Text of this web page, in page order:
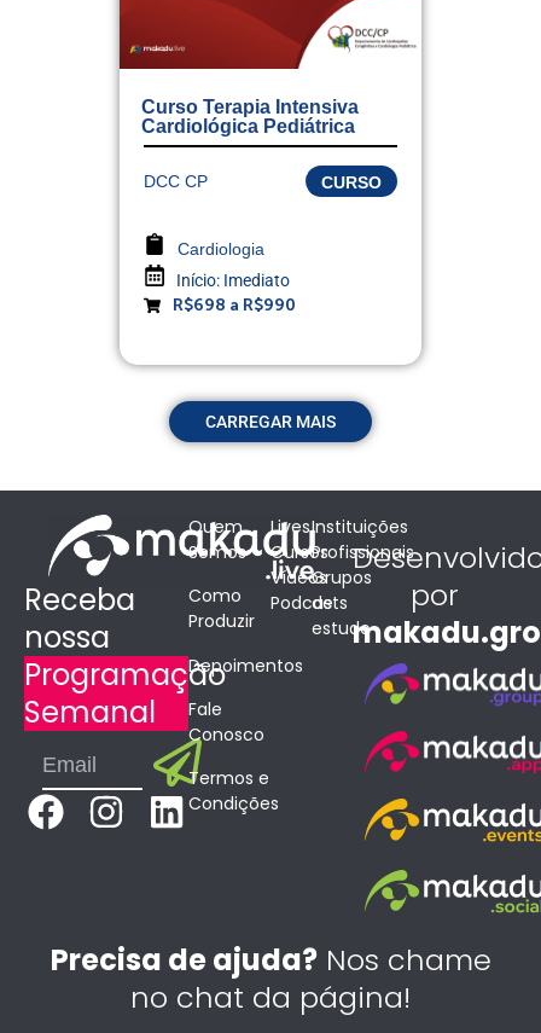
Curso Terapia Intensiva
Cardiológica Pediátrica
DCC CP CURSO
Cardiologia
Início: Imediato
R$698 a R$990
CARREGAR MAIS
Receba
nossa
Programação
Semanal
Submit
F
b
I
a
L
e
d
Quem
Somos
Como
Produzir
Depoimentos
Fale
Conosco
Termos e
Condições
Lives
Cursos
Vídeos
Podcasts
Instituições
Profissionais
Grupos
de
estudo
por
Precisa de ajuda?Nos chame
no chat da página!